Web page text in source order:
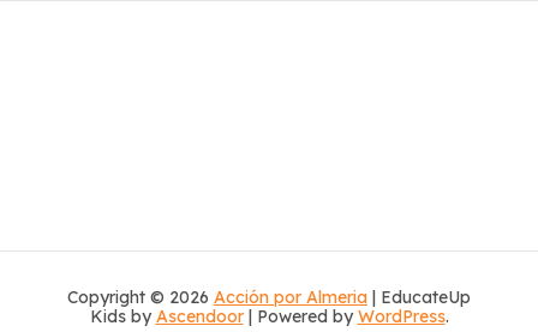
Copyright © 2026 Acción por Almeria | EducateUp
Kids byAscendoor| Powered byWordPress.